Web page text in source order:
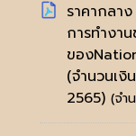
ราคากลา
การทำงา
ของ
(จำนวนเ
2565) (จำ